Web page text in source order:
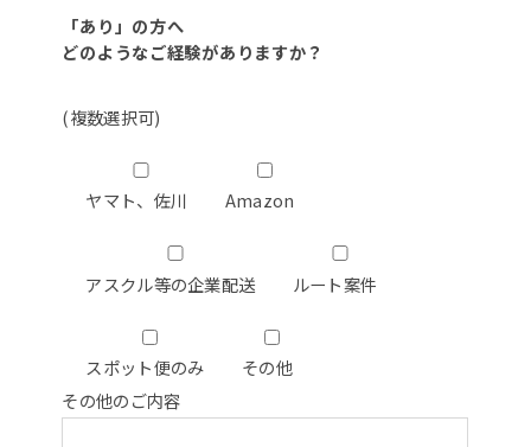
「あり」の方へ
どのようなご経験がありますか？
(複数選択可)
ヤマト、佐川 Amazon
アスクル等の企業配送 ルート案件
スポット便のみ
その他
その他のご内容